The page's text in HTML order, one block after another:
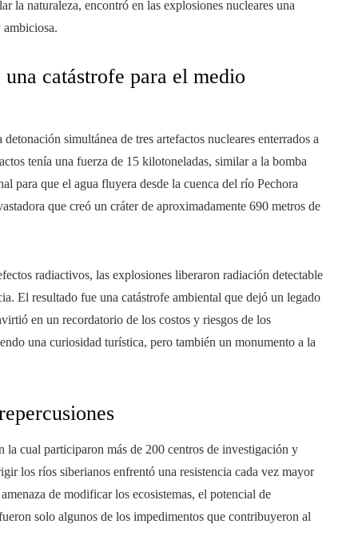
la naturaleza, encontró en las explosiones nucleares una
ambiciosa.
catástrofe para el medio
simultánea de tres artefactos nucleares enterrados a
tenía una fuerza de 15 kilotoneladas, similar a la bomba
para que el agua fluyera desde la cuenca del río Pechora
que creó un cráter de aproximadamente 690 metros de
radiactivos, las explosiones liberaron radiación detectable
El resultado fue una catástrofe ambiental que dejó un legado
en un recordatorio de los costos y riesgos de los
una curiosidad turística, pero también un monumento a la
la cual participaron más de 200 centros de investigación y
los ríos siberianos enfrentó una resistencia cada vez mayor
de modificar los ecosistemas, el potencial de
solo algunos de los impedimentos que contribuyeron al